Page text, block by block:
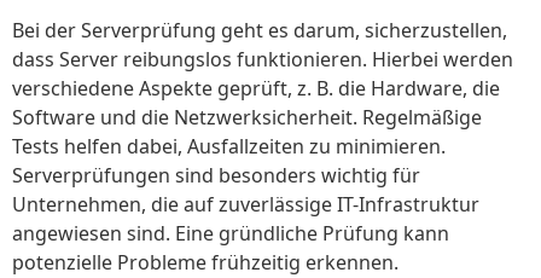
Bei der Serverprüfung geht es darum, sicherzustellen,
dass Server reibungslos funktionieren. Hierbei werden
verschiedene Aspekte geprüft, z. B. die Hardware, die
Software und die Netzwerksicherheit. Regelmäßige
Tests helfen dabei, Ausfallzeiten zu minimieren.
Serverprüfungen sind besonders wichtig für
Unternehmen, die auf zuverlässige IT-Infrastruktur
angewiesen sind. Eine gründliche Prüfung kann
potenzielle Probleme frühzeitig erkennen.